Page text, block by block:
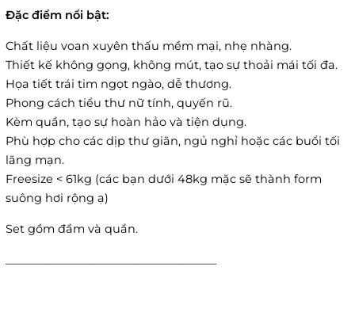
Đặc điểm nổi bật:
Chất liệu voan xuyên thấu mềm mại, nhẹ nhàng.
Thiết kế không gọng, không mút, tạo sự thoải mái tối đa.
Họa tiết trái tim ngọt ngào, dễ thương.
Phong cách tiểu thư nữ tính, quyến rũ.
Kèm quần, tạo sự hoàn hảo và tiện dụng.
Phù hợp cho các dịp thư giãn, ngủ nghỉ hoặc các buổi tối
lãng mạn.
Freesize < 61kg (các bạn dưới 48kg mặc sẽ thành form
suông hơi rộng ạ)
Set gồm đầm và quần.